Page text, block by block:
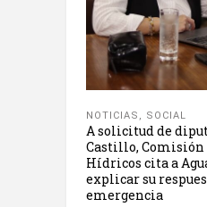
NOTICIAS , SOCIAL
A solicitud de
Castillo, Comisión
Hídricos cita a
explicar su
emergencia